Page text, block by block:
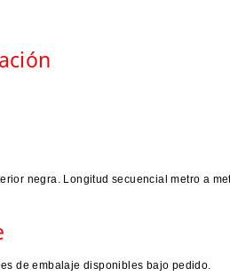
negra. Longitud secuencial metro a
de embalaje disponibles bajo pedido.